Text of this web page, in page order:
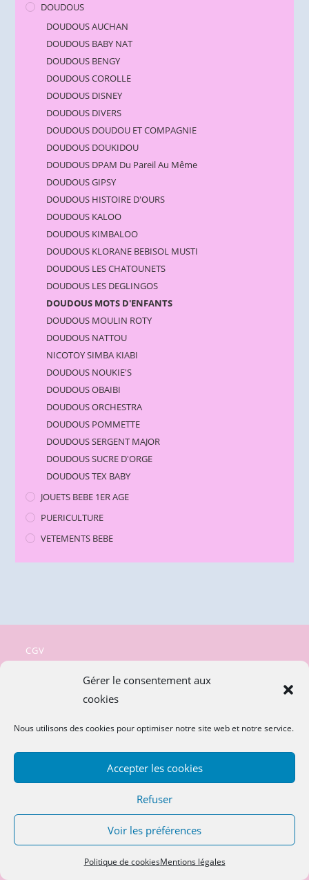
Gérer le consentement aux
cookies
Nous utilisons des cookies pour optimiser notre site web et notre service.
Accepter les cookies
Refuser
Voir les préférences
Politique de cookiesMentions légales
DOUDOUS
DOUDOUS AUCHAN
DOUDOUS BABY NAT
DOUDOUS BENGY
DOUDOUS COROLLE
DOUDOUS DISNEY
DOUDOUS DIVERS
DOUDOUS DOUDOU ET COMPAGNIE
DOUDOUS DOUKIDOU
DOUDOUS DPAM Du Pareil Au Même
DOUDOUS GIPSY
DOUDOUS HISTOIRE D'OURS
DOUDOUS KALOO
DOUDOUS KIMBALOO
DOUDOUS KLORANE BEBISOL MUSTI
DOUDOUS LES CHATOUNETS
DOUDOUS LES DEGLINGOS
DOUDOUS MOTS D'ENFANTS
DOUDOUS MOULIN ROTY
DOUDOUS NATTOU
NICOTOY SIMBA KIABI
DOUDOUS NOUKIE'S
DOUDOUS OBAIBI
DOUDOUS ORCHESTRA
DOUDOUS POMMETTE
DOUDOUS SERGENT MAJOR
DOUDOUS SUCRE D'ORGE
DOUDOUS TEX BABY
JOUETS BEBE 1ER AGE
PUERICULTURE
VETEMENTS BEBE
CGV
Politique de confidentialité
Mentions légales
Politique de cookies (UE)